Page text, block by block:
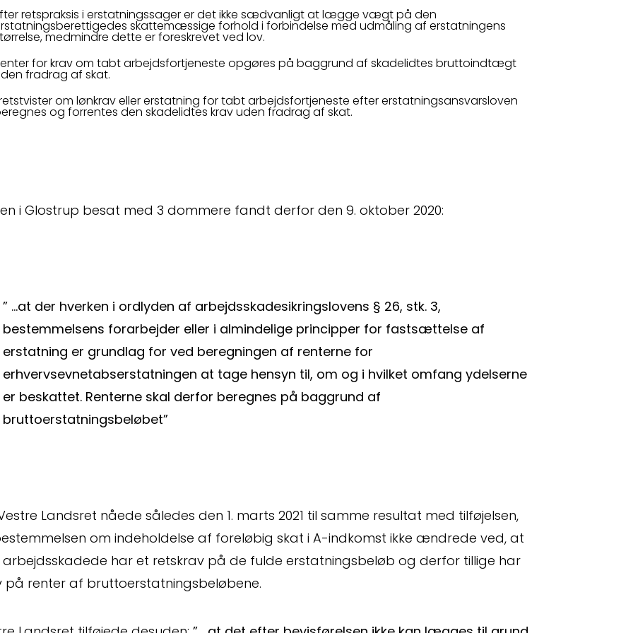
retspraksis i erstatningssager er det ikke sædvanligt at lægge vægt på den
skattemæssige forhold i forbindelse med udmåling af erstatningens
medmindre dette er foreskrevet ved lov.
for krav om tabt arbejdsfortjeneste opgøres på baggrund af skadelidtes bruttoindtægt
fradrag af skat.
om lønkrav eller erstatning for tabt arbejdsfortjeneste efter erstatningsansvarsloven
og forrentes den skadelidtes krav uden fradrag af skat.
i Glostrup besat med 3 dommere fandt derfor den 9. oktober 2020:
” …at der hverken i ordlyden af arbejdsskadesikringslovens § 26, stk. 3,
bestemmelsens forarbejder eller i almindelige principper for fastsættelse af
erstatning er grundlag for ved beregningen af renterne for
erhvervsevnetabserstatningen at tage hensyn til, om og i hvilket omfang ydelserne
er beskattet. Renterne skal derfor beregnes på baggrund af
bruttoerstatningsbeløbet”
Landsret nåede således den 1. marts 2021 til samme resultat med tilføjelsen,
om indeholdelse af foreløbig skat i A-indkomst ikke ændrede ved, at
har et retskrav på de fulde erstatningsbeløb og derfor tillige har
på renter af bruttoerstatningsbeløbene.